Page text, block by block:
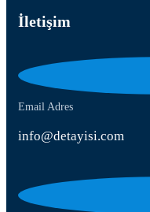
İletişim
Email Adres
info@detayisi.com